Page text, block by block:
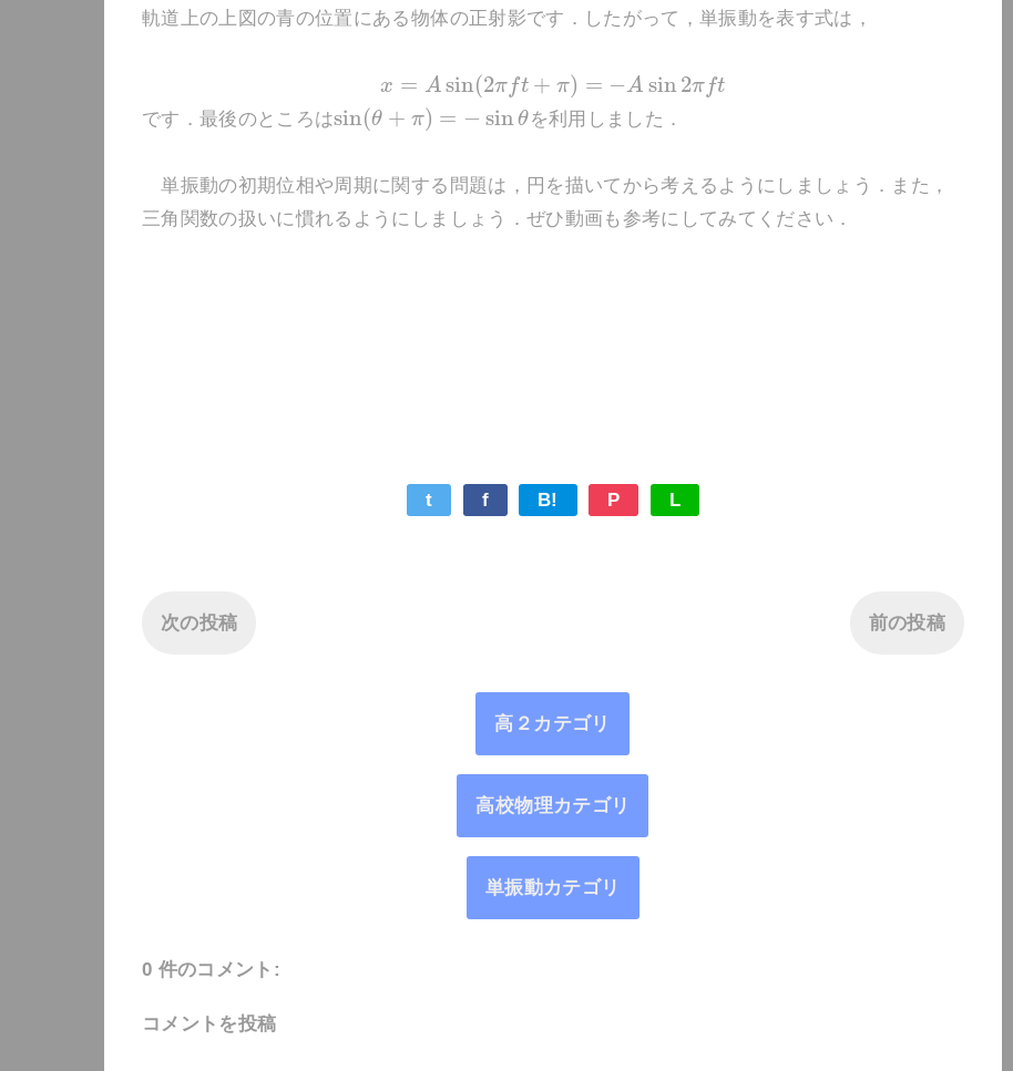
軌道上の上図の青の位置にある物体の正射影です．したがって，単振動を表す式は，
x = A sin(2π ft + π) = −A sin 2π ft
です．最後のところはsin(θ + π) = − sin θを利用しました．
単振動の初期位相や周期に関する問題は，円を描いてから考えるようにしましょう．また，
三角関数の扱いに慣れるようにしましょう．ぜひ動画も参考にしてみてください．
t f B! P L
次の投稿 前の投稿
高２カテゴリ
高校物理カテゴリ
単振動カテゴリ
0 件のコメント:
コメントを投稿